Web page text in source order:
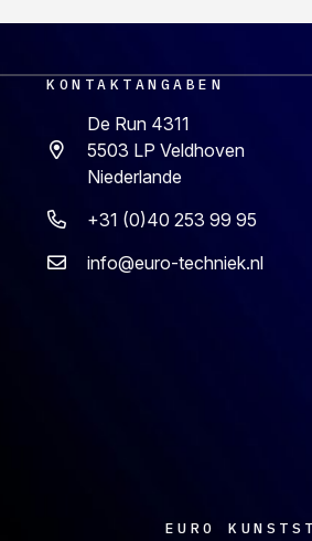
KONTAKTANGABEN
De Run 4311
5503 LP Veldhoven
Niederlande
+31 (0)40 253 99 95
info@euro-techniek.nl
EURO